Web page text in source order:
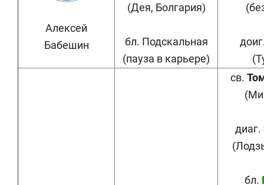
Алексей
Бабешин
(Дея, Болгария)
бл. Подскальная
(пауза в карьере)
св.
диаг.
бл.